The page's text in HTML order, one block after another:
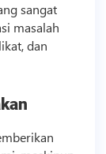
sangat
masalah
dan